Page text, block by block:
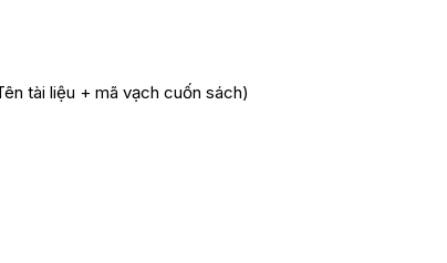
tài liệu + mã vạch cuốn sách)